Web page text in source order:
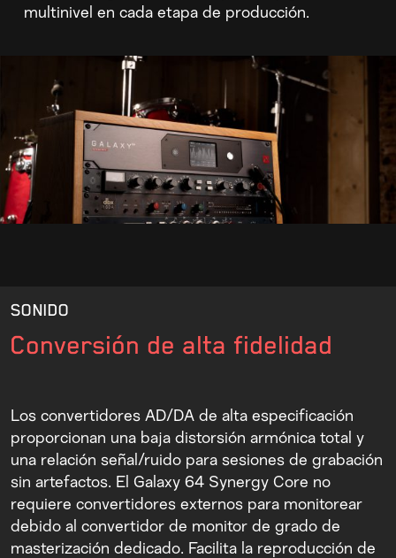
multinivel en cada etapa de producción.
SONIDO
Conversión de alta fidelidad
Los convertidores AD/DA de alta especificación
proporcionan una baja distorsión armónica total y
una relación señal/ruido para sesiones de grabación
sin artefactos. El Galaxy 64 Synergy Core no
requiere convertidores externos para monitorear
debido al convertidor de monitor de grado de
masterización dedicado. Facilita la reproducción de